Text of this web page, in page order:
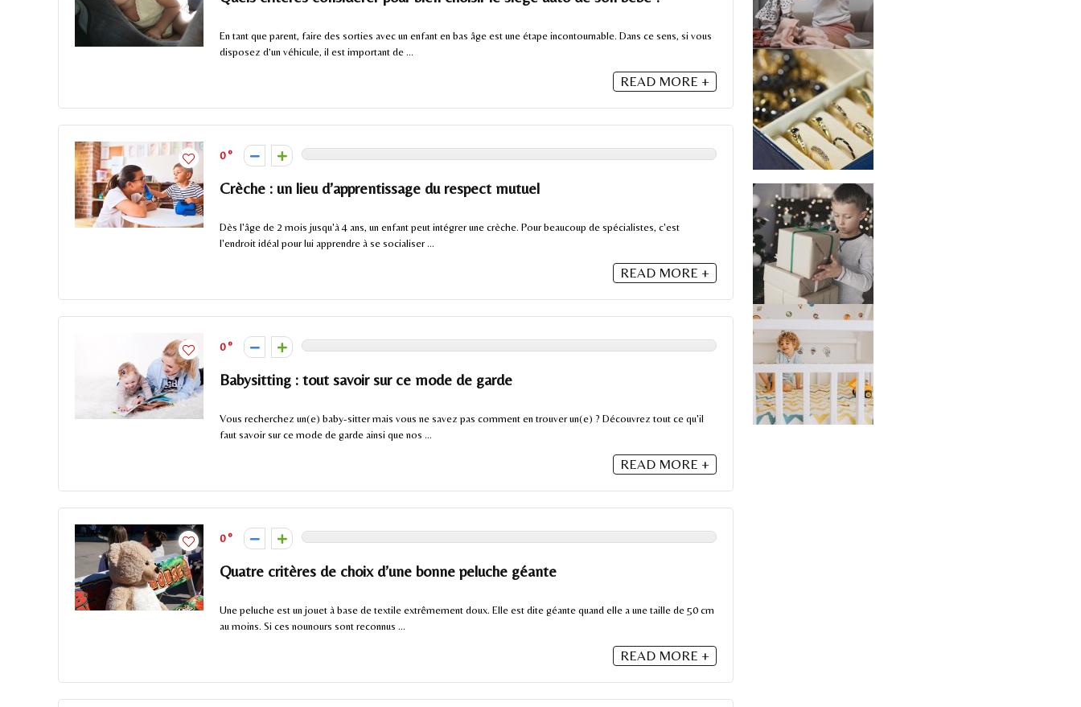
En tant que parent, faire des sorties avec un enfant en bas âge est une étape incontournable. Dans ce sens, si vous
disposez d’un véhicule, il est important de ...
READ MORE +
0
Crèche : un lieu d’apprentissage du respect mutuel
Dès l'âge de 2 mois jusqu'à 4 ans, un enfant peut intégrer une crèche. Pour beaucoup de spécialistes, c'est
l'endroit idéal pour lui apprendre à se socialiser ...
READ MORE +
0
Babysitting : tout savoir sur ce mode de garde
Vous recherchez un(e) baby-sitter mais vous ne savez pas comment en trouver un(e) ? Découvrez tout ce qu'il
faut savoir sur ce mode de garde ainsi que nos ...
READ MORE +
0
Quatre critères de choix d’une bonne peluche géante
Une peluche est un jouet à base de textile extrêmement doux. Elle est dite géante quand elle a une taille de 50 cm
au moins. Si ces nounours sont reconnus ...
READ MORE +